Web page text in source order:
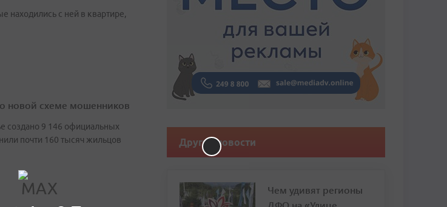
находились с ней в квартире,
новой схеме мошенников
создано 9 146 официальных
почти 160 тысяч жильцов
Другие новости
Чем удивят регионы